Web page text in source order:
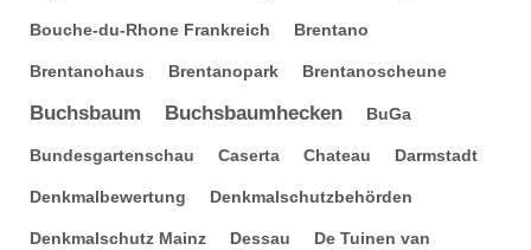
Bouche-du-Rhone Frankreich Brentano
Brentanohaus Brentanopark Brentanoscheune
Buchsbaum Buchsbaumhecken BuGa
Bundesgartenschau Caserta Chateau Darmstadt
Denkmalbewertung Denkmalschutzbehörden
Denkmalschutz Mainz Dessau De Tuinen van